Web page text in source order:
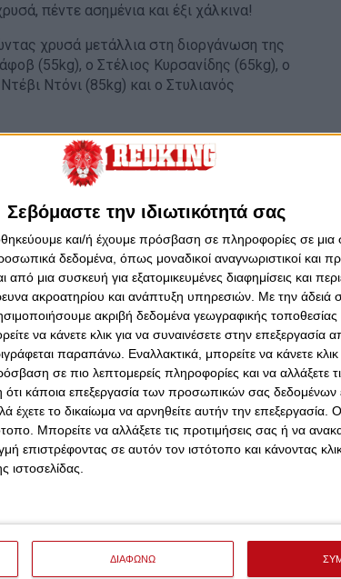
Σεβόμαστε την ιδιωτικότητά σας
και/ή έχουμε πρόσβαση σε πληροφορίες σε
δεδομένα, όπως μοναδικοί αναγνωριστικοί και
μια συσκευή για εξατομικευμένες διαφημίσεις και
ακροατηρίου και ανάπτυξη υπηρεσιών. Με την άδειά
ακριβή δεδομένα γεωγραφικής τοποθεσίας
να κάνετε κλικ για να συναινέσετε στην επεξεργασία
παραπάνω. Εναλλακτικά, μπορείτε να κάνετε κλικ
σε πιο λεπτομερείς πληροφορίες και να αλλάξετε
κάποια επεξεργασία των προσωπικών σας δεδομένων
έχετε το δικαίωμα να αρνηθείτε αυτήν την επεξεργασία.
Μπορείτε να αλλάξετε τις προτιμήσεις σας ή να
επιστρέφοντας σε αυτόν τον ιστότοπο και κάνοντας
ΔΙΑΦΩΝΩ
πέντε ασημένια και έξι χάλκινα!
χρυσά μετάλλια στη διοργάνωση της
(55kg), ο Στέλιος Κυρσανίδης (65kg), ο
Ντόνι (85kg) και ο Στυλιανός
Elite 2025 Ανδρών-Γυναικών στην Πάτρα:
Κυρσανίδης (65kg), Ζαχαρίας Μυλωνάς
Τζωρτζινάκης (+91kg)
(60kg), Βασίλης Μακρυγιάννης (65kg),
Αθηνά-Μιχαέλα Ορτολάνο (70kg), Αλεξέι
Κυρίμης (+90kg)